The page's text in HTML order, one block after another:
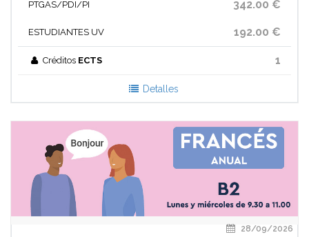
PTGAS/PDI/PI 342.00 €
ESTUDIANTES UV 192.00 €
Créditos ECTS 1
Detalles
28/09/2026